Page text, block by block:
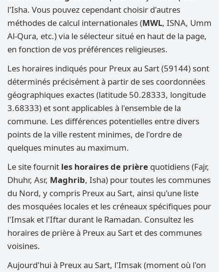
l'Isha. Vous pouvez cependant choisir d'autres
méthodes de calcul internationales (MWL, ISNA, Umm
Al-Qura, etc.) via le sélecteur situé en haut de la page,
en fonction de vos préférences religieuses.
Les horaires indiqués pour Preux au Sart (59144) sont
déterminés précisément à partir de ses coordonnées
géographiques exactes (latitude 50.28333, longitude
3.68333) et sont applicables à l'ensemble de la
commune. Les différences potentielles entre divers
points de la ville restent minimes, de l'ordre de
quelques minutes au maximum.
Le site fournit les horaires de prière quotidiens (Fajr,
Dhuhr, Asr, Maghrib, Isha) pour toutes les communes
du Nord, y compris Preux au Sart, ainsi qu'une liste
des mosquées locales et les créneaux spécifiques pour
l'Imsak et l'Iftar durant le Ramadan. Consultez les
horaires de prière à Preux au Sart et des communes
voisines.
Aujourd'hui à Preux au Sart, l'Imsak (moment où l'on